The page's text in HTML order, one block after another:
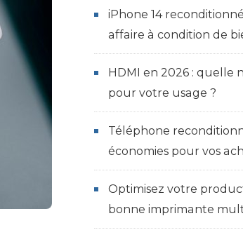
iPhone 14
affaire à condition de
HDMI en 2026 : quelle
pour votre usage ?
Téléphone
économies pour vos
Optimisez votre
bonne imprimante